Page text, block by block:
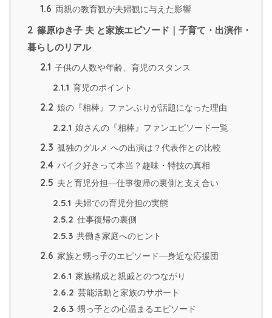
1.6 両親の教育観が夫婦観に与えた影響
2 篠原ゆき子 夫 と家族エピソード｜子育て・出演作・
暮らしのリアル
2.1 子供の人数や年齢、育児のスタンス
2.1.1 育児のポイント
2.2 娘の『相棒』ファンぶりが話題になった理由
2.2.1 娘さんの『相棒』ファンエピソード一覧
2.3 孤独のグルメ への出演は？代表作との比較
2.4 バイク好きって本当？趣味・特技の真相
2.5 夫と育児分担—仕事復帰の裏側と支え合い
2.5.1 夫婦での育児分担の実態
2.5.2 仕事復帰の裏側
2.5.3 共働き家庭へのヒント
2.6 家族と甥っ子のエピソード—身近な応援団
2.6.1 家族構成と親戚とのつながり
2.6.2 芸能活動と家族のサポート
2.6.3 甥っ子との心温まるエピソード